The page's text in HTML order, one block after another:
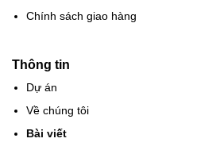
Chính sách giao hàng
Thông tin
Dự án
Về chúng tôi
Bài viết